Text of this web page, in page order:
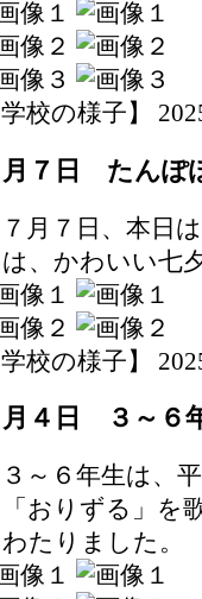
学校の様子】
月７日 たんぽ
月７日、本日
、かわいい七
学校の様子】
月４日 ３～６
～６年生は、
おりずる」を
たりました。